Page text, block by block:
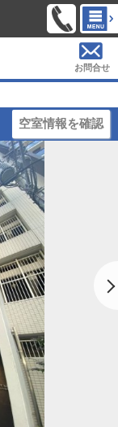
お問合せ
空室情報を確認